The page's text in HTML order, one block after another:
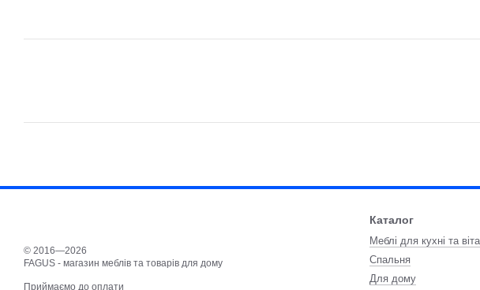
© 2016—2026
FAGUS - магазин меблів та товарів для дому
Приймаємо до оплати
Каталог
Меблі для кухні та
Спальня
Для дому